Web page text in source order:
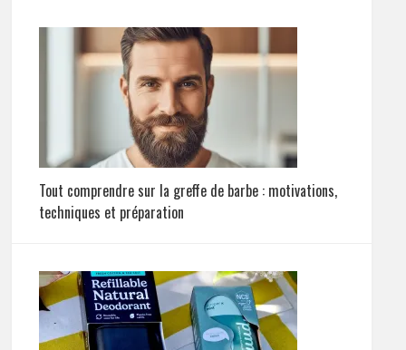
Tout comprendre sur la greffe de barbe : motivations,
techniques et préparation